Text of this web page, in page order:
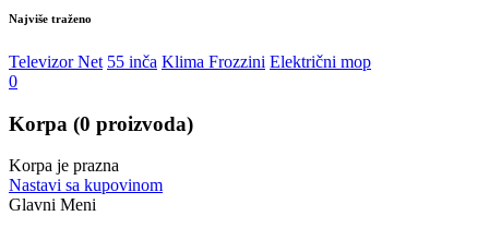
Najviše traženo
Televizor Net 55 inča Klima Frozzini Električni mop
0
Korpa (0 proizvoda)
Korpa je prazna
Nastavi sa kupovinom
Glavni Meni